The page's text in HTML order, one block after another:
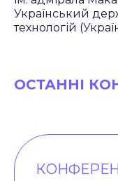
Український
технологій
ОСТАННІ